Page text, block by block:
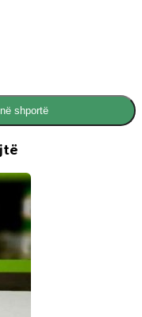
shportë